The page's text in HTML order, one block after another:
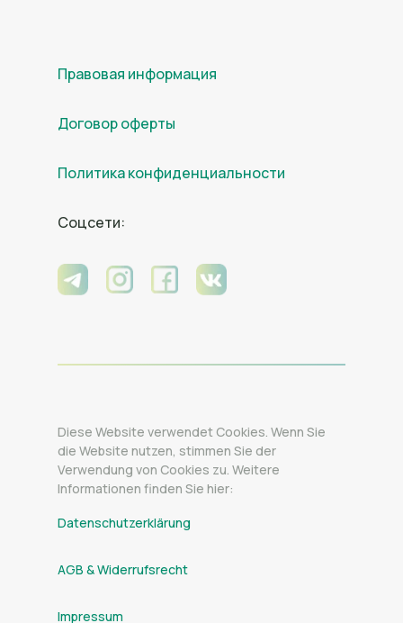
Правовая информация
Соцсети:
Договор оферты
Политика конфиденциальности
Datenschutzerklärung
Impressum
AGB & Widerrufsrecht
Diese Website verwendet Cookies. Wenn Sie
die Website nutzen, stimmen Sie der
Verwendung von Cookies zu. Weitere
Informationen finden Sie hier: